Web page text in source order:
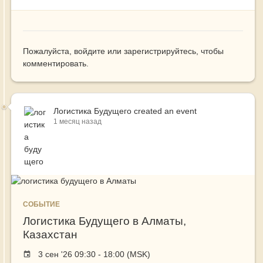
Пожалуйста, войдите или зарегистрируйтесь , чтобы
комментировать.
Логистика Будущего created an event
1 месяц назад
СОБЫТИЕ
Логистика Будущего в Алматы,
Казахстан
Event
3 сен '26 09:30 - 18:00 (MSK)